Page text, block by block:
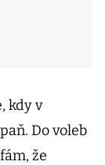
kdy v
Do voleb
že